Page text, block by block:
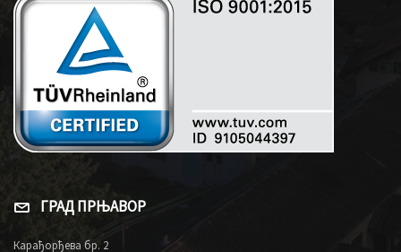
ГРАД ПРЊАВОР
Карађорђева бр. 2